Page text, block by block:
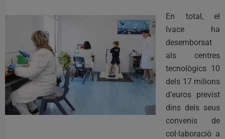
En total, el
Ivace ha
desemborsat
als centres
tecnològics 10
dels 17 milions
d’euros previst
dins dels seus
convenis de
col·laboració a